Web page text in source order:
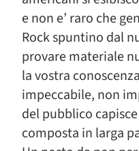
e non e’ raro che
Rock spuntino dal
provare materiale
la vostra
impeccabile, non
del pubblico
composta in larga